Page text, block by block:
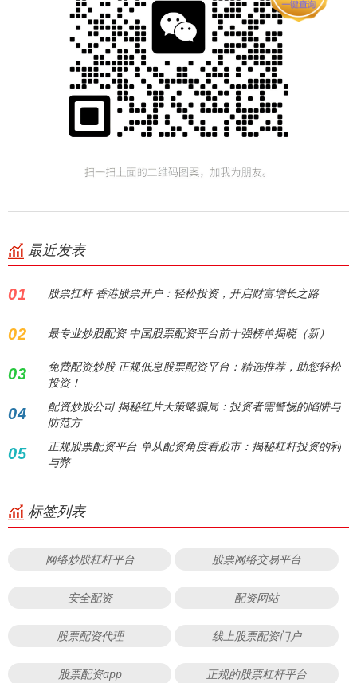
最近发表
01 股票扛杆 香港股票开户：轻松投资，开启财富增长之路
02 最专业炒股配资 中国股票配资平台前十强榜单揭晓（新）
03
免费配资炒股 正规低息股票配资平台：精选推荐，助您轻松
投资！
04
配资炒股公司 揭秘红片天策略骗局：投资者需警惕的陷阱与
防范方
05
正规股票配资平台 单从配资角度看股市：揭秘杠杆投资的利
与弊
标签列表
网络炒股杠杆平台 股票网络交易平台
安全配资 配资网站
股票配资代理 线上股票配资门户
股票配资app 正规的股票杠杆平台